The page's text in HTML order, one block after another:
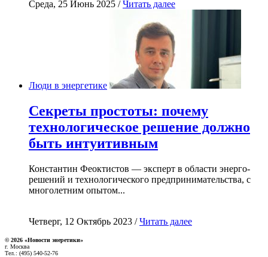
Среда, 25 Июнь 2025 /Читать далее
Люди в энергетике
Секреты простоты: почему
технологическое решение должно
быть интуитивным
Константин Феоктистов — эксперт в области энерго-
решений и технологического предпринимательства, с
многолетним опытом...
Четверг, 12 Октябрь 2023 /Читать далее
© 2026 «Новости энеретики»
г. Москва
Тел.: (495) 540-52-76